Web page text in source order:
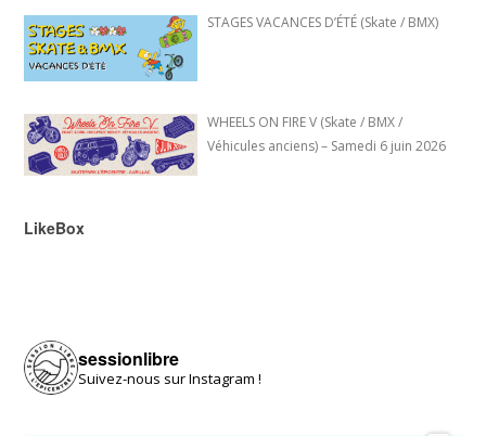
STAGES VACANCES D’ÉTÉ (Skate / BMX)
WHEELS ON FIRE V (Skate / BMX /
Véhicules anciens) – Samedi 6 juin 2026
LikeBox
sessionlibre
Suivez-nous sur Instagram !